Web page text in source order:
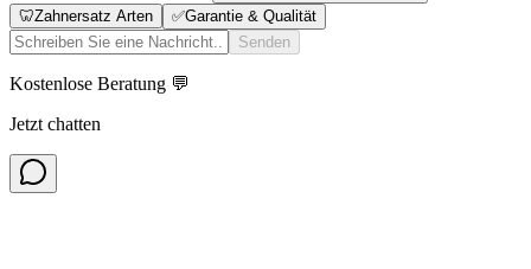
🦷Zahnersatz Arten ✅Garantie & Qualität
Senden
Kostenlose Beratung 💬
Jetzt chatten